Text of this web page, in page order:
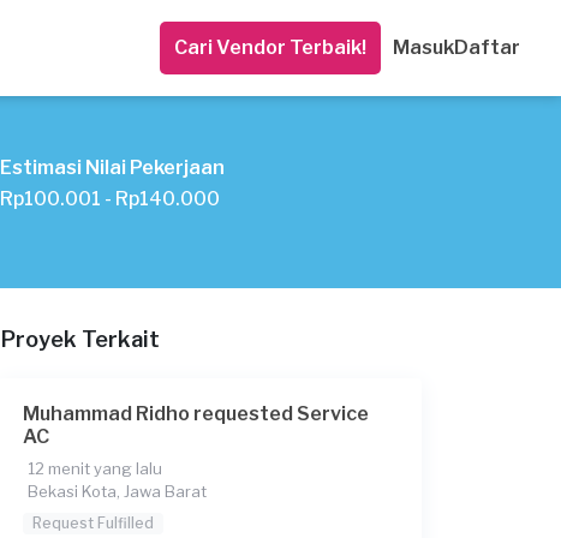
Cari Vendor Terbaik! MasukDaftar
Estimasi Nilai Pekerjaan
Rp100.001 - Rp140.000
Proyek Terkait
Muhammad Ridho requested Service
AC
12 menit yang lalu
Bekasi Kota, Jawa Barat
Request Fulfilled